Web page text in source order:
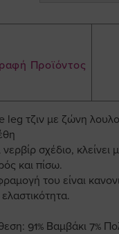
Προϊόντος
leg τζιν με ζώνη
νερβίρ σχέδιο,
και πίσω.
του είναι
ελαστικότητα.
91% Βαμβάκι 7%